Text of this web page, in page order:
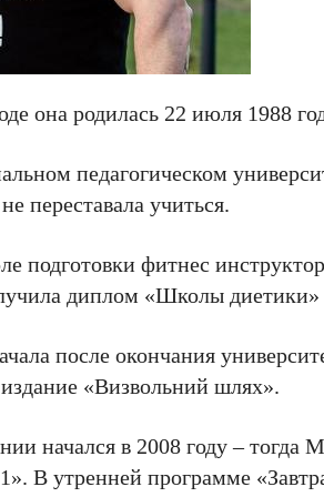
она родилась 22 июля 1988
педагогическом
переставала учиться.
подготовки фитнес
диплом «Школы
после окончания
«Визвольний шлях».
начался в 2008 году – тогда
В утренней программе